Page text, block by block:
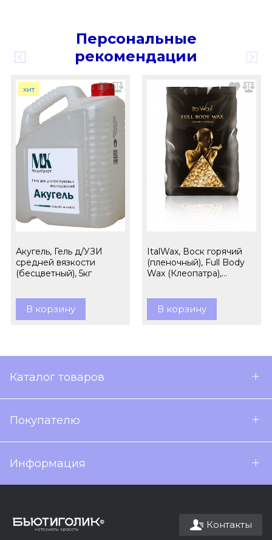
Персональные
рекомендации
хит
Акугель, Гель д/УЗИ
средней вязкости
(бесцветный), 5кг
В корзину
ItalWax, Воск горячий
(пленочный), Full Body
Wax (Клеопатра),
В корзину
Каталог товаров
Покупателю
Информация
Контакты